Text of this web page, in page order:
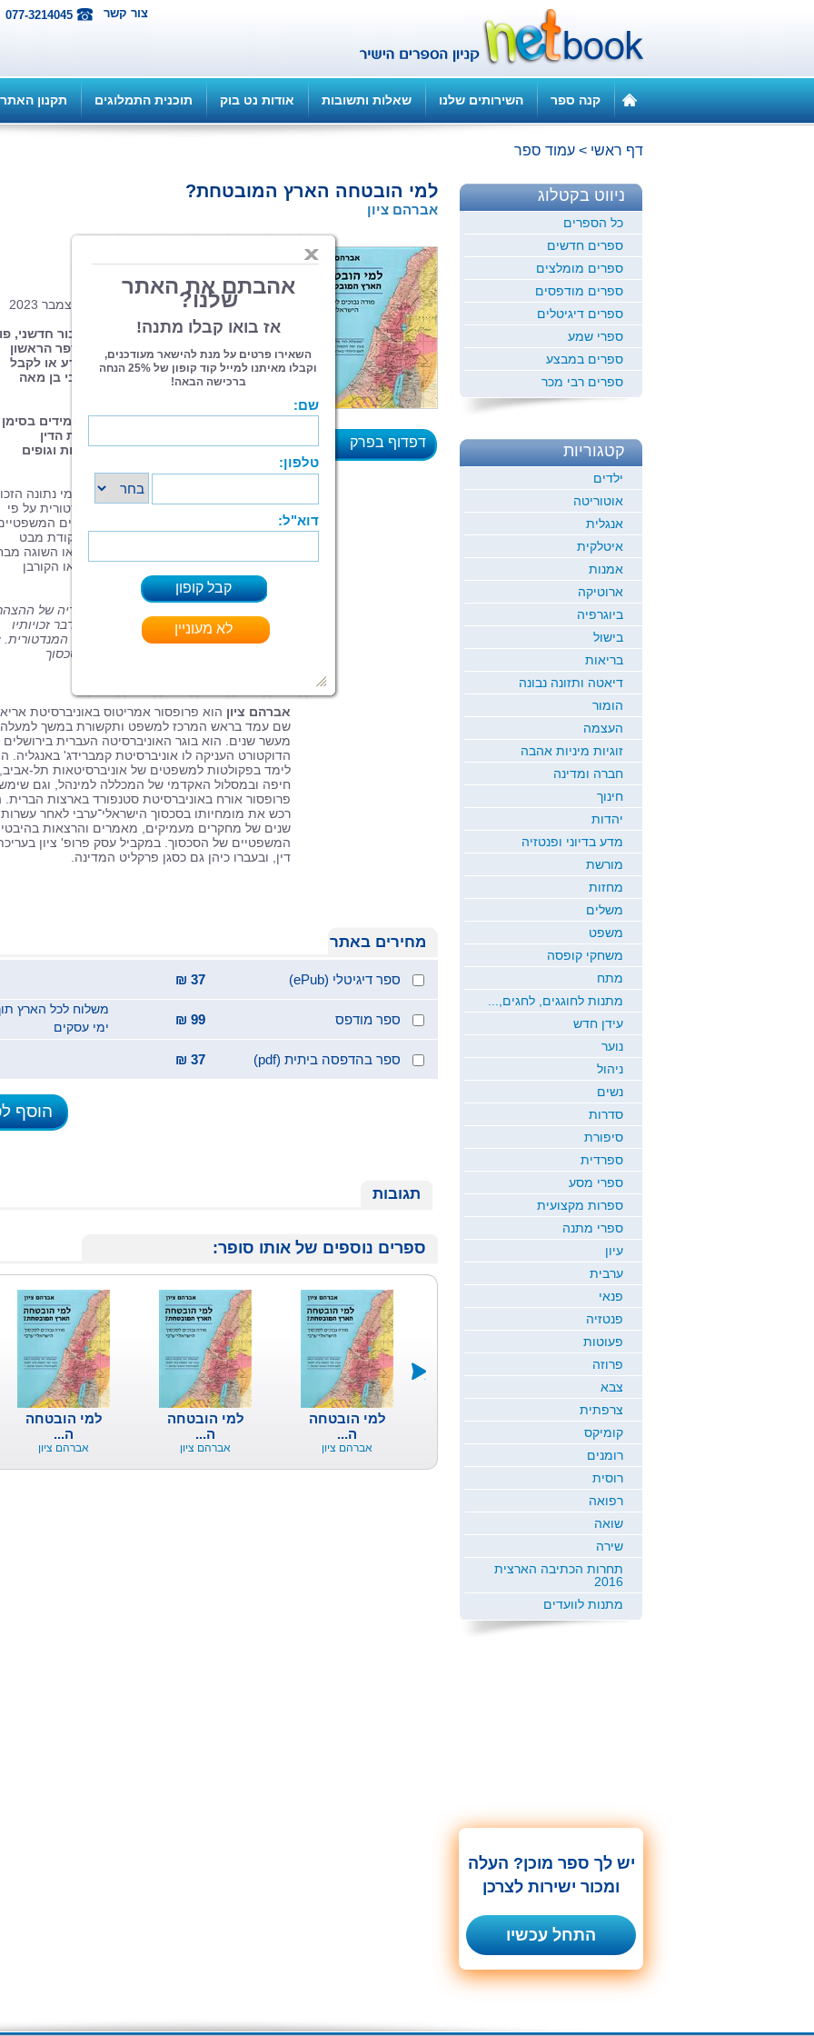
077-3214045 צור קשר
קנה ספר השירותים שלנו שאלות ותשובות אודות נט בוק תוכנית התמלוגים תקנון האתר
דף ראשי > עמוד ספר
למי הובטחה הארץ המובטחת?
אברהם ציון
דפדוף בפרק
כריכה רכה, 532 עמ' פורמט 15.5/23.5, דצמבר 2023
למי הובטחה הארץ המובטחת? הוא חיבור חדשני,
דרך ויוצא דופן בתחומו. ספר זה הוא הספר הראשון
במעלה עבור כל אדם המעוניין לרכוש ידע או לקבל
הדרכה על אודות הסכסוך הישראלי-ערבי בן מאה
ממצאיו של פרופ' ציון מדהימים. הם מעמידים בסימן
שאלה החלטות של מועצת הביטחון, בית הדין
הבין־לאומי בהאג, וכן החלטות של מדינות וגופים
בין־לאומיים אחרים.
מטרת מחקרו של אברהם ציון היא לברר למי נתונה
החוקית על שטחה של פלשתינה־א"י המנדטורית על פי
המשפט הבין־לאומי. המחקר עוסק בהיבטים
של הסכסוך. הוא אינו בוחן את הסוגיה מנקודת מבט
פוליטית, וגם אינו שואף לקבוע מי הצודק או השוגה
מוסרית או מי מבין הצדדים הוא התוקפן או הקורבן
בסכסוך.
"ספר חשוב זה מגולל בפירוט את ההיסטוריה של
הבין־לאומיות וההסכמים הבין־לאומיים בדבר זכויותיו
ושאיפותיו של העם היהודי בפלשתינה־א"י המנדטורית.
ספר חובה עבור כל סטודנט הלומד את הסכסוך
אברהם ציון הוא פרופסור אמריטוס באוניברסיטת
שם עמד בראש המרכז למשפט ותקשורת במשך למעלה
מעשר שנים. הוא בוגר האוניברסיטה העברית
הדוקטורט העניקה לו אוניברסיטת קמברידג' באנגליה.
לימד בפקולטות למשפטים של אוניברסיטאות תל-אביב,
חיפה ובמסלול האקדמי של המכללה למינהל, וגם
פרופסור אורח באוניברסיטת סטנפורד בארצות הברית.
רכש את מומחיותו בסכסוך הישראלי־ערבי לאחר עשרות
שנים של מחקרים מעמיקים, מאמרים והרצאות
המשפטיים של הסכסוך. במקביל עסק פרופ' ציון
דין, ובעברו כיהן גם כסגן פרקליט המדינה.
מחירים באתר
ספר דיגיטלי (ePub) 37 ₪
ספר מודפס 99 ₪
ימי עסקים
ספר בהדפסה ביתית (pdf) 37 ₪
הוסף
תגובות
ספרים נוספים של אותו סופר:
למי הובטחה
ה...
אברהם ציון
למי הובטחה
ה...
אברהם ציון
למי הובטחה
ה...
אברהם ציון
למי הובטחה
אברהם ציון
ניווט בקטלוג
כל הספרים
ספרים חדשים
ספרים מומלצים
ספרים מודפסים
ספרים דיגיטלים
ספרי שמע
ספרים במבצע
ספרים רבי מכר
קטגוריות
ילדים
אוטוריטה
אנגלית
איטלקית
אמנות
ארוטיקה
ביוגרפיה
בישול
בריאות
דיאטה ותזונה נבונה
הומור
העצמה
זוגיות מיניות אהבה
חברה ומדינה
חינוך
יהדות
מדע בדיוני ופנטזיה
מורשת
מחזות
משלים
משפט
משחקי קופסה
מתח
מתנות לחוגגים, לחגים,...
עידן חדש
נוער
ניהול
נשים
סדרות
סיפורת
ספרדית
ספרי מסע
ספרות מקצועית
ספרי מתנה
עיון
ערבית
פנאי
פנטזיה
פעוטות
פרוזה
צבא
צרפתית
קומיקס
רומנים
רוסית
רפואה
שואה
שירה
תחרות הכתיבה הארצית
2016
מתנות לוועדים
יש לך ספר מוכן? העלה
ומכור ישירות לצרכן
התחל עכשיו